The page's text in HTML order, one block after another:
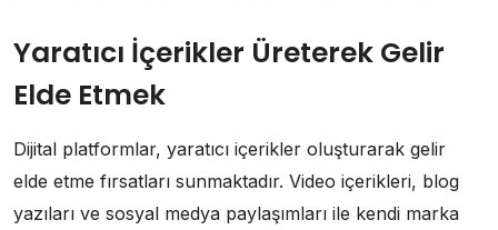
Yaratıcı İçerikler Üreterek Gelir
Elde Etmek
Dijital platformlar, yaratıcı içerikler oluşturarak gelir
elde etme fırsatları sunmaktadır. Video içerikleri, blog
yazıları ve sosyal medya paylaşımları ile kendi marka